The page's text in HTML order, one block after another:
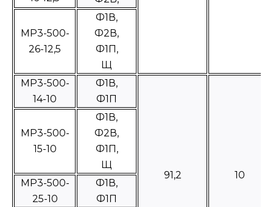
МР3-500-
26-12,5
Ф1В,
Ф2В,
Ф1П,
Щ
МР3-500-
14-10
Ф1В,
Ф1П
91,2 10
МР3-500-
15-10
Ф1В,
Ф2В,
Ф1П,
Щ
МР3-500-
25-10
Ф1В,
Ф1П